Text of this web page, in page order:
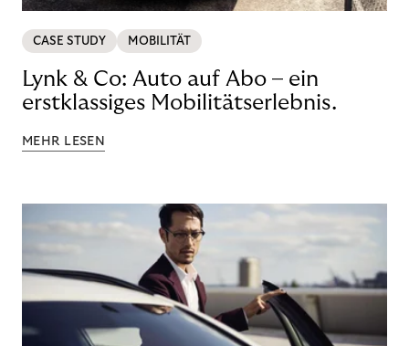
CASE STUDY MOBILITÄT
Lynk & Co: Auto auf Abo – ein
erstklassiges Mobilitätserlebnis.
MEHR LESEN